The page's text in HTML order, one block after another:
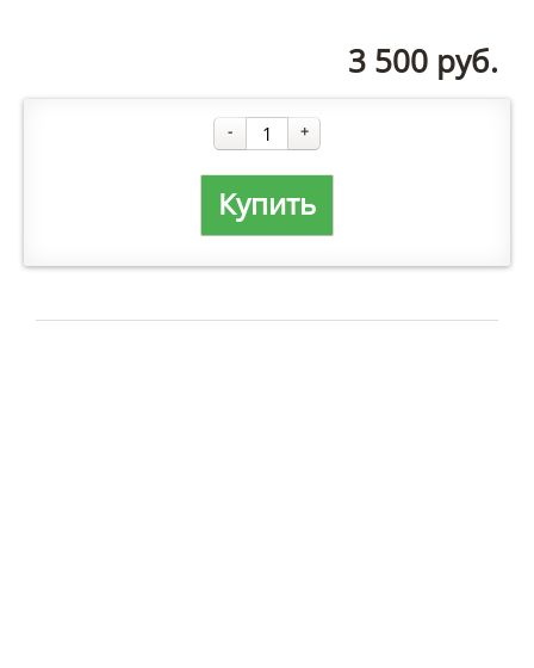
+
-
Купить
3 500 руб.